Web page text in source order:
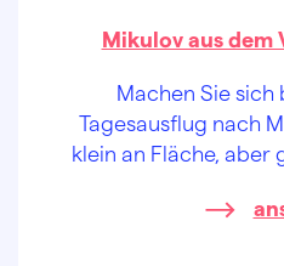
Mikulov aus dem
Machen Sie
Tagesausflug nach
klein an Fläche, aber
Lednice-Valtice-